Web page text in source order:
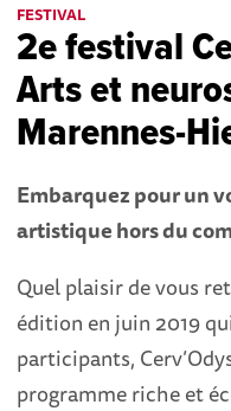
FESTIVAL
2e festival
Arts et
Marennes-
Embarquez pour un
artistique hors du
Quel plaisir de vous
édition en juin 2019
participants,
programme riche et